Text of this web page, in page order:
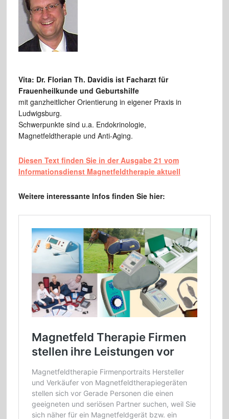
Vita: Dr. Florian Th. Davidis ist Facharzt für
Frauenheilkunde und Geburtshilfe
mit ganzheitlicher Orientierung in eigener Praxis in
Ludwigsburg.
Schwerpunkte sind u.a. Endokrinologie,
Magnetfeldtherapie und Anti-Aging.
Diesen Text finden Sie in der Ausgabe 21 vom
Informationsdienst Magnetfeldtherapie aktuell
Weitere interessante Infos finden Sie hier: